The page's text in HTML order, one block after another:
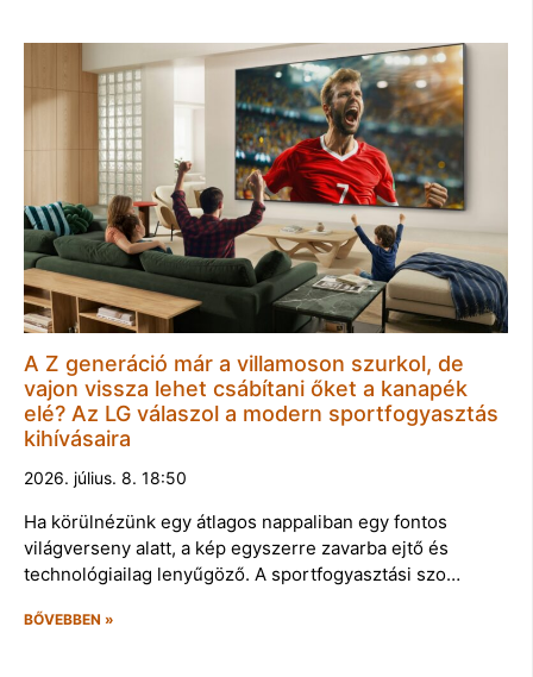
A Z generáció már a villamoson szurkol, de
vajon vissza lehet csábítani őket a kanapék
elé? Az LG válaszol a modern sportfogyasztás
kihívásaira
2026. július. 8. 18:50
Ha körülnézünk egy átlagos nappaliban egy fontos
világverseny alatt, a kép egyszerre zavarba ejtő és
technológiailag lenyűgöző. A sportfogyasztási szo…
BŐVEBBEN »